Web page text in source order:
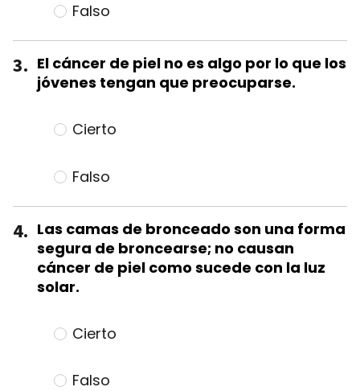
Falso
3. El cáncer de piel no es algo por lo que los
jóvenes tengan que preocuparse.
Cierto
Falso
4. Las camas de bronceado son una forma
segura de broncearse; no causan
cáncer de piel como sucede con la luz
solar.
Cierto
Falso